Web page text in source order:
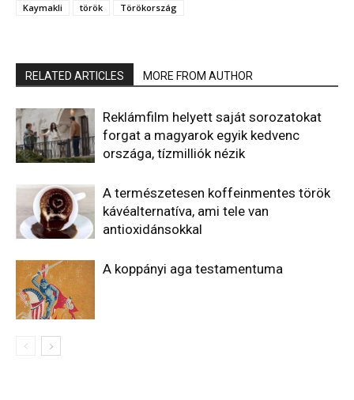
Kaymakli
török Törökország
RELATED ARTICLES MORE FROM AUTHOR
Reklámfilm helyett saját sorozatokat
forgat a magyarok egyik kedvenc
országa, tízmilliók nézik
A természetesen koffeinmentes török
kávéalternatíva, ami tele van
antioxidánsokkal
A koppányi aga testamentuma